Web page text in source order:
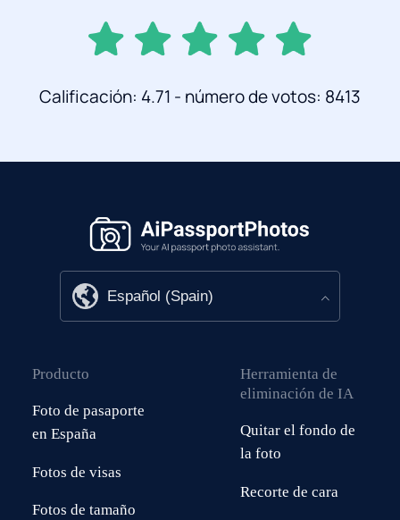
Calificación: 4.71 - número de votos: 8413
Producto
Foto de pasaporte
en España
Fotos de visas
Fotos de tamaño
Herramienta de
eliminación de IA
Quitar el fondo de
la foto
Recorte de cara